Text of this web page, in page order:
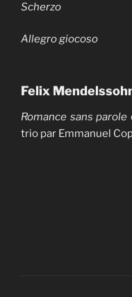
Scherzo
Allegro giocoso
Felix
Romance sans parole
trio par Emmanuel